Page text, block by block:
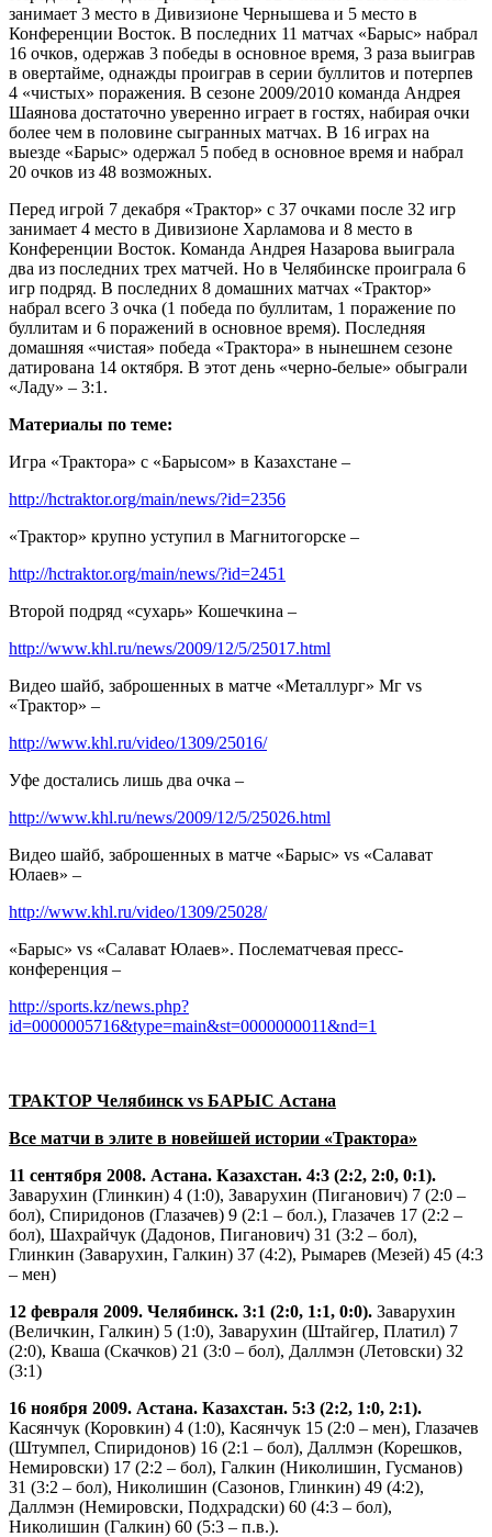
занимает 3 место в Дивизионе Чернышева и 5 место в
Конференции Восток. В последних 11 матчах «Барыс» набрал
16 очков, одержав 3 победы в основное время, 3 раза выиграв
в овертайме, однажды проиграв в серии буллитов и потерпев
4 «чистых» поражения. В сезоне 2009/2010 команда Андрея
Шаянова достаточно уверенно играет в гостях, набирая очки
более чем в половине сыгранных матчах. В 16 играх на
выезде «Барыс» одержал 5 побед в основное время и набрал
20 очков из 48 возможных.
Перед игрой 7 декабря «Трактор» с 37 очками после 32 игр
занимает 4 место в Дивизионе Харламова и 8 место в
Конференции Восток. Команда Андрея Назарова выиграла
два из последних трех матчей. Но в Челябинске проиграла 6
игр подряд. В последних 8 домашних матчах «Трактор»
набрал всего 3 очка (1 победа по буллитам, 1 поражение по
буллитам и 6 поражений в основное время). Последняя
домашняя «чистая» победа «Трактора» в нынешнем сезоне
датирована 14 октября. В этот день «черно-белые» обыграли
«Ладу» – 3:1.
Материалы по теме:
Игра «Трактора» с «Барысом» в Казахстане –
http://hctraktor.org/main/news/?id=2356
«Трактор» крупно уступил в Магнитогорске –
http://hctraktor.org/main/news/?id=2451
Второй подряд «сухарь» Кошечкина –
http://www.khl.ru/news/2009/12/5/25017.html
Видео шайб, заброшенных в матче «Металлург» Мг vs
«Трактор» –
http://www.khl.ru/video/1309/25016/
Уфе достались лишь два очка –
http://www.khl.ru/news/2009/12/5/25026.html
Видео шайб, заброшенных в матче «Барыс» vs «Салават
Юлаев» –
http://www.khl.ru/video/1309/25028/
«Барыс» vs «Салават Юлаев». Послематчевая пресс-
конференция –
http://sports.kz/news.php?
id=0000005716&type=main&st=0000000011&nd=1
ТРАКТОР Челябинск vs БАРЫС Астана
Все матчи в элите в новейшей истории «Трактора»
11 сентября 2008. Астана. Казахстан. 4:3 (2:2, 2:0, 0:1).
Заварухин (Глинкин) 4 (1:0), Заварухин (Пиганович) 7 (2:0 –
бол), Спиридонов (Глазачев) 9 (2:1 – бол.), Глазачев 17 (2:2 –
бол), Шахрайчук (Дадонов, Пиганович) 31 (3:2 – бол),
Глинкин (Заварухин, Галкин) 37 (4:2), Рымарев (Мезей) 45 (4:3
– мен)
12 февраля 2009. Челябинск. 3:1 (2:0, 1:1, 0:0). Заварухин
(Величкин, Галкин) 5 (1:0), Заварухин (Штайгер, Платил) 7
(2:0), Кваша (Скачков) 21 (3:0 – бол), Даллмэн (Летовски) 32
(3:1)
16 ноября 2009. Астана. Казахстан. 5:3 (2:2, 1:0, 2:1).
Касянчук (Коровкин) 4 (1:0), Касянчук 15 (2:0 – мен), Глазачев
(Штумпел, Спиридонов) 16 (2:1 – бол), Даллмэн (Корешков,
Немировски) 17 (2:2 – бол), Галкин (Николишин, Гусманов)
31 (3:2 – бол), Николишин (Сазонов, Глинкин) 49 (4:2),
Даллмэн (Немировски, Подхрадски) 60 (4:3 – бол),
Николишин (Галкин) 60 (5:3 – п.в.).